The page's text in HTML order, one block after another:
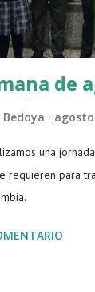
de
agosto
una
requieren para